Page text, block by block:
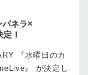
パネラ×
！
『水曜日のカ
』 が決定し